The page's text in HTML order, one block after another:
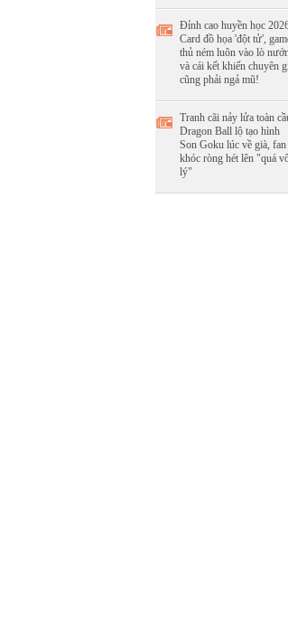
Đỉnh cao huyền học
Card đồ họa 'đột tử',
thủ ném luôn vào lò
và cái kết khiến chuyên
cũng phải ngả mũ!
Tranh cãi nảy lửa toàn
Dragon Ball lộ tạo hình
Son Goku lúc về già, fan
khóc ròng hét lên "quá
lý"